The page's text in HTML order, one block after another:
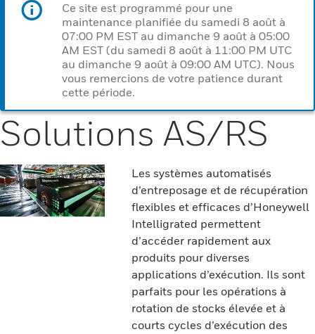
Ce site est programmé pour une
maintenance planifiée du samedi 8 août à
07:00 PM EST au dimanche 9 août à 05:00
AM EST (du samedi 8 août à 11:00 PM UTC
au dimanche 9 août à 09:00 AM UTC). Nous
vous remercions de votre patience durant
cette période.
Solutions AS/RS
Les systèmes automatisés
d’entreposage et de récupération
flexibles et efficaces d’Honeywell
Intelligrated permettent
d’accéder rapidement aux
produits pour diverses
applications d’exécution. Ils sont
parfaits pour les opérations à
rotation de stocks élevée et à
courts cycles d’exécution des